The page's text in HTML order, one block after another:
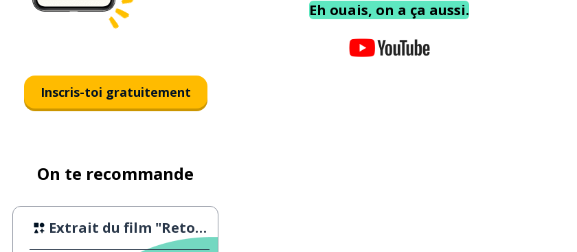
Eh ouais, on a ça aussi.
Inscris-toi gratuitement
On te recommande
Extrait du film "Retour vers le futur"